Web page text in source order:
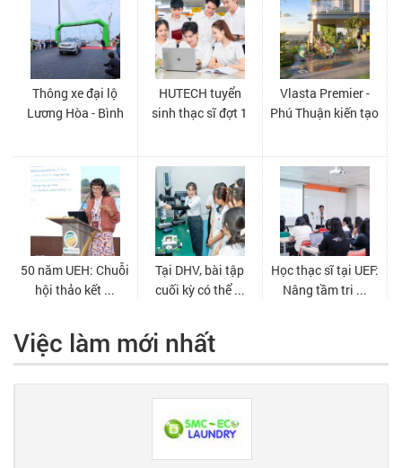
Việc làm mới nhất